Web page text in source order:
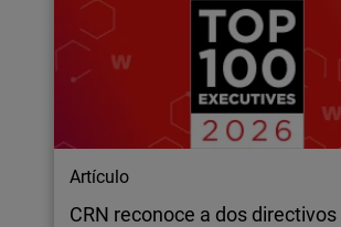
Artículo
CRN reconoce a dos directivos